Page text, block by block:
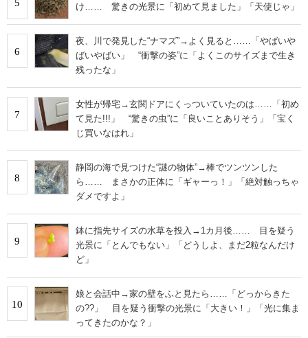
5 け…… 驚きの光景に「初めて見ました」「天使じゃ」
6
夜、川で発見した“ナマズ”→よく見ると……「やばいや
ばいやばい」 “衝撃の姿”に「よくこのサイズまで生き
残ったな」
7
女性が帰宅→玄関ドアにくっついていたのは……「初め
て見た!!!」 “驚きの虫”に「良いことありそう」「宝く
じ買いなはれ」
8
静岡の海で見つけた“謎の物体”→棒でツンツンした
ら…… まさかの正体に「ギャーっ！」「絶対触っちゃ
ダメですよ」
9
鉢に指先サイズの水草を投入→1カ月後…… 目を疑う
光景に「とんでもない」「どうしよ、まだ2粒なんだけ
ど」
10
娘と会話中→家の壁をふと見たら……「どっからきた
の??」 目を疑う衝撃の光景に「大きい！」「光に集ま
ってきたのかな？」